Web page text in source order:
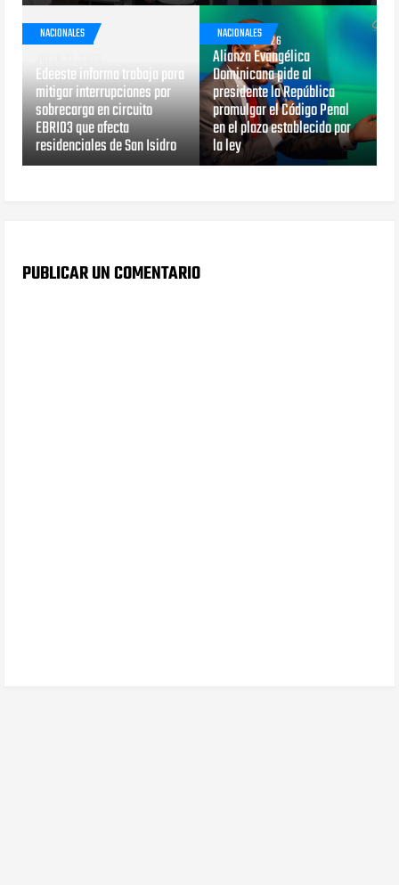
NACIONALES
Edeeste informa trabaja para
mitigar interrupciones por
sobrecarga en circuito
EBRI03 que afecta
residenciales de San Isidro
NACIONALES
JULIO 29, 2026
Alianza Evangélica
Dominicana pide al
presidente la República
promulgar el Código Penal
en el plazo establecido por
la ley
PUBLICAR UN COMENTARIO